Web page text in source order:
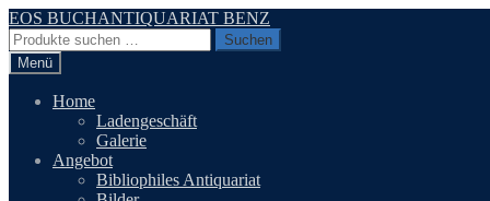
Zur
Navigation
springen
Zum
Inhalt
springen
EOS BUCHANTIQUARIAT BENZ
Suchen
nach:
Suchen
Menü
Home
Ladengeschäft
Galerie
Angebot
Bibliophiles Antiquariat